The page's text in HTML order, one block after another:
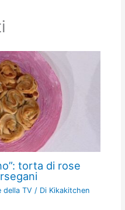
torta di rose
della TV / Di Kikakitchen